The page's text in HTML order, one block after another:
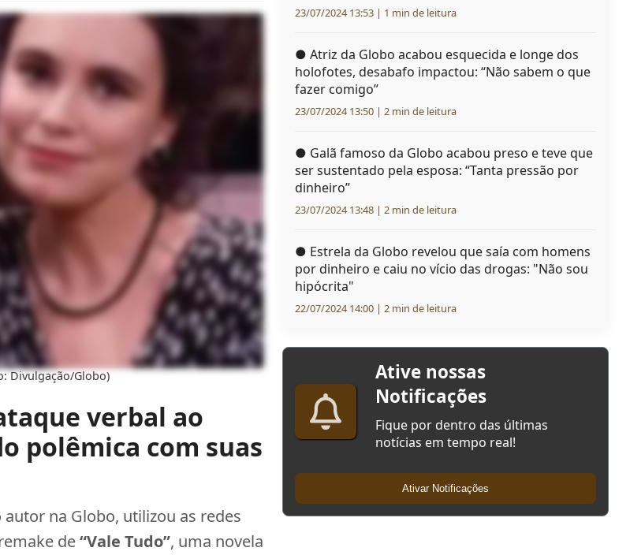
Divulgação/Globo)
verbal ao
polêmica com suas
na Globo, utilizou as redes
de“Vale Tudo”, uma novela
23/07/2024 13:53 | 1 min de leitura
● Atriz da Globo acabou esquecida e longe dos
holofotes, desabafo impactou: “Não sabem o que
fazer comigo”
23/07/2024 13:50 | 2 min de leitura
● Galã famoso da Globo acabou preso e teve que
ser sustentado pela esposa: “Tanta pressão por
dinheiro”
23/07/2024 13:48 | 2 min de leitura
● Estrela da Globo revelou que saía com homens
por dinheiro e caiu no vício das drogas: "Não sou
hipócrita"
22/07/2024 14:00 | 2 min de leitura
Ative nossas
Notificações
Fique por dentro das últimas
notícias em tempo real!
Ativar Notificações